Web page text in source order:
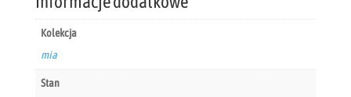
Kolekcja
mia
Stan